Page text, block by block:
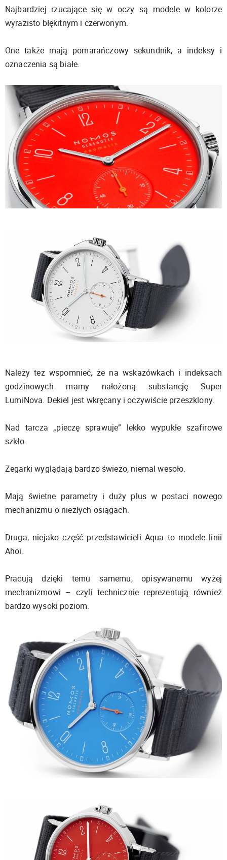
Najbardziej rzucające się w oczy są modele w kolorze
wyrazisto błękitnym i czerwonym.
One także mają pomarańczowy sekundnik, a indeksy i
oznaczenia są białe.
Należy tez wspomnieć, że na wskazówkach i indeksach
godzinowych mamy nałożoną substancję Super
LumiNova. Dekiel jest wkręcany i oczywiście przeszklony.
Nad tarcza „pieczę sprawuje” lekko wypukłe szafirowe
szkło.
Zegarki wyglądają bardzo świeżo, niemal wesoło.
Mają świetne parametry i duży plus w postaci nowego
mechanizmu o niezłych osiągach.
Druga, niejako część przedstawicieli Aqua to modele linii
Ahoi.
Pracują dzięki temu samemu, opisywanemu wyżej
mechanizmowi – czyli technicznie reprezentują również
bardzo wysoki poziom.